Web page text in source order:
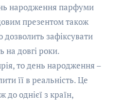
народження парфуми
презентом також
дозволить зафіксувати
на довгі роки.
то день народження –
її в реальність. Це
однієї з країн,